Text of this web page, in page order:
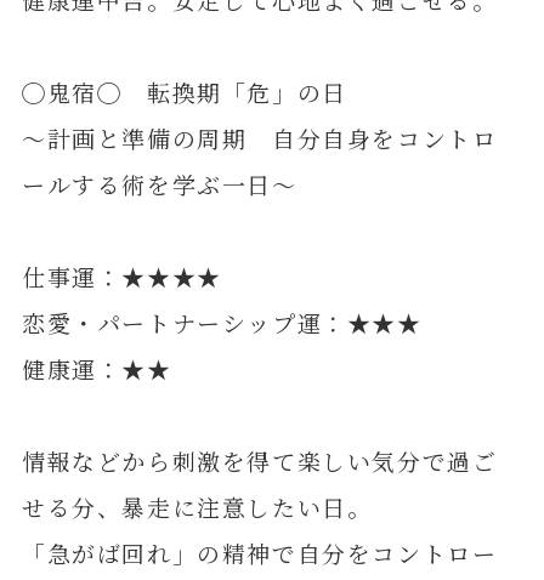
◯鬼宿◯ 転換期「危」の日
～計画と準備の周期 自分自身をコントロ
ールする術を学ぶ一日～
仕事運：★★★★
恋愛・パートナーシップ運：★★★
健康運：★★
情報などから刺激を得て楽しい気分で過ご
せる分、暴走に注意したい日。
「急がば回れ」の精神で自分をコントロー